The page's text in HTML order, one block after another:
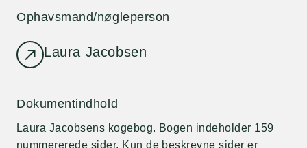
Ophavsmand/nøgleperson
Laura Jacobsen
Dokumentindhold
Laura Jacobsens kogebog. Bogen indeholder 159
nummererede sider. Kun de beskrevne sider er